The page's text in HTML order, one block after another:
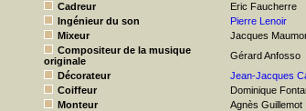
Cadreur
Eric Faucherre
Ingénieur du son
Pierre Lenoir
Mixeur
Jacques
Compositeur de la musique
originale
Gérard Anfosso
Décorateur
Jean-Jacques
Coiffeur
Dominique
Monteur
Agnès Guillemot